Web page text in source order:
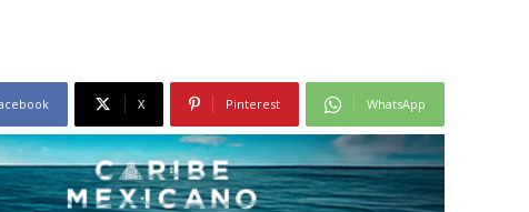
X Pinterest WhatsApp